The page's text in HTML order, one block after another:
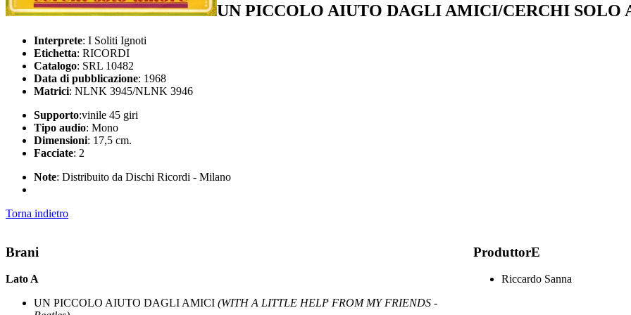
UN PICCOLO AIUTO DAGLI AMICI/CERCHI SOLO
Interprete: I Soliti Ignoti
Etichetta: RICORDI
Catalogo: SRL 10482
Data di pubblicazione: 1968
Matrici: NLNK 3945/NLNK 3946
Supporto:vinile 45 giri
Tipo audio: Mono
Dimensioni: 17,5 cm.
Facciate: 2
Note: Distribuito da Dischi Ricordi - Milano
Torna indietro
Brani
Lato A
UN PICCOLO AIUTO DAGLI AMICI (WITH A LITTLE HELP FROM MY FRIENDS -
ProduttorE
Riccardo Sanna